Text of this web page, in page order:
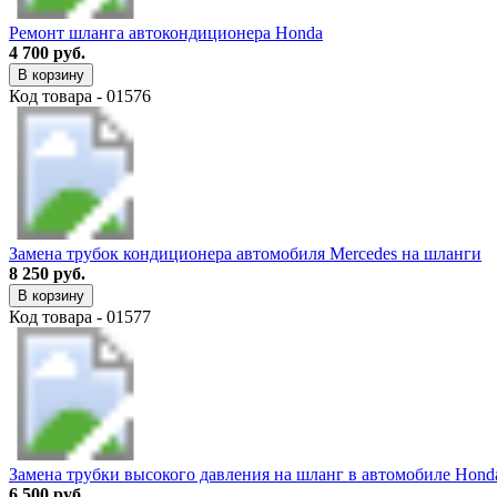
Ремонт шланга автокондиционера Honda
4 700 руб.
В корзину
Код товара - 01576
Замена трубок кондиционера автомобиля Mercedes на шланги
8 250 руб.
В корзину
Код товара - 01577
Замена трубки высокого давления на шланг в автомобиле